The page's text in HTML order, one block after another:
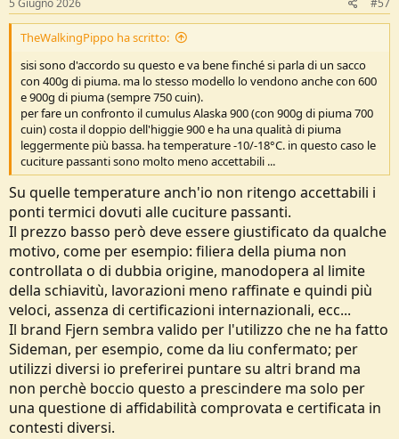
5 Giugno 2026 #57
TheWalkingPippo ha scritto:
sisi sono d'accordo su questo e va bene finché si parla di un sacco
con 400g di piuma. ma lo stesso modello lo vendono anche con 600
e 900g di piuma (sempre 750 cuin).
per fare un confronto il cumulus Alaska 900 (con 900g di piuma 700
cuin) costa il doppio dell'higgie 900 e ha una qualità di piuma
leggermente più bassa. ha temperature -10/-18°C. in questo caso le
cuciture passanti sono molto meno accettabili ...
Su quelle temperature anch'io non ritengo accettabili i
ponti termici dovuti alle cuciture passanti.
Il prezzo basso però deve essere giustificato da qualche
motivo, come per esempio: filiera della piuma non
controllata o di dubbia origine, manodopera al limite
della schiavitù, lavorazioni meno raffinate e quindi più
veloci, assenza di certificazioni internazionali, ecc...
Il brand Fjern sembra valido per l'utilizzo che ne ha fatto
Sideman, per esempio, come da liu confermato; per
utilizzi diversi io preferirei puntare su altri brand ma
non perchè boccio questo a prescindere ma solo per
una questione di affidabilità comprovata e certificata in
contesti diversi.